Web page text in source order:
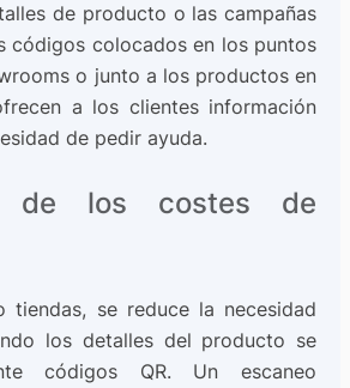
de producto o las campañas
códigos colocados en los puntos
o junto a los productos en
a los clientes información
de pedir ayuda.
de los costes de
tiendas, se reduce la necesidad
los detalles del producto se
códigos QR. Un escaneo